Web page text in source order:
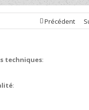
Précédent
techniques:
: